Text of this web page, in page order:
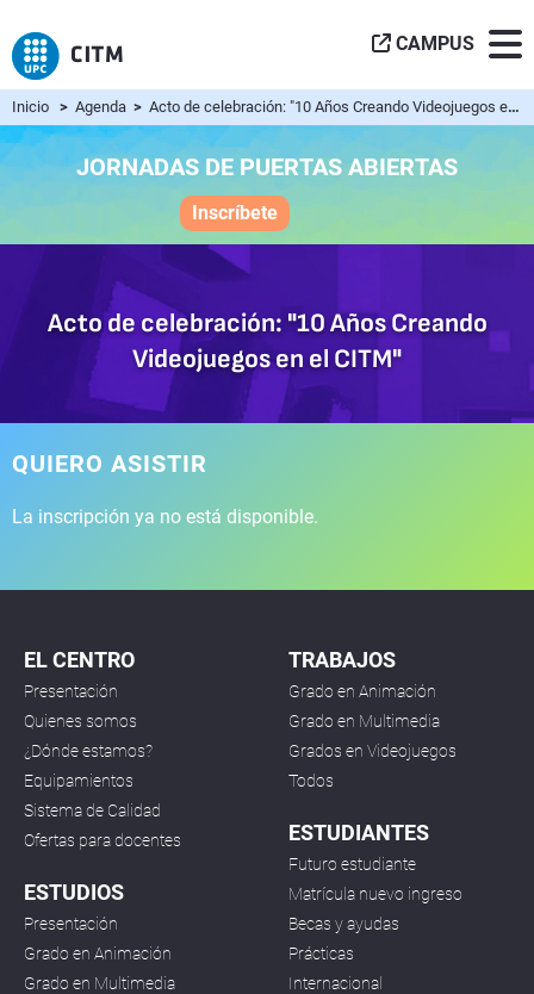
CAMPUS
Inicio > Agenda > Acto de celebración: "10 Años Creando Videojuegos en el CITM"
JORNADAS DE PUERTAS ABIERTAS
Inscríbete
Acto de celebración: "10 Años Creando
Videojuegos en el CITM"
QUIERO ASISTIR
La inscripción ya no está disponible.
EL CENTRO
Presentación
Quienes somos
¿Dónde estamos?
Equipamientos
Sistema de Calidad
Ofertas para docentes
ESTUDIOS
Presentación
Grado en Animación
Grado en Multimedia
TRABAJOS
Grado en Animación
Grado en Multimedia
Grados en Videojuegos
Todos
ESTUDIANTES
Futuro estudiante
Matrícula nuevo ingreso
Becas y ayudas
Prácticas
Internacional